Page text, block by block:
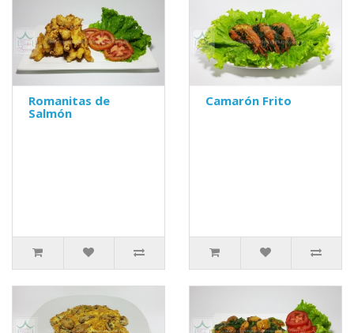
Romanitas de
Salmón
Camarón Frito